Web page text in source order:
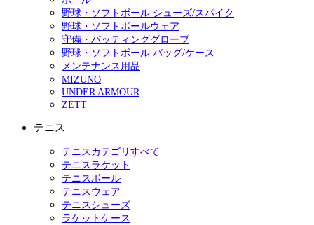
野球・ソフトボール シューズ/スパイク
野球・ソフトボールウェア
守備・バッティンググローブ
野球・ソフトボール バッグ/ケース
メンテナンス用品
MIZUNO
UNDER ARMOUR
ZETT
テニス
テニスカテゴリすべて
テニスラケット
テニスボール
テニスウェア
テニスシューズ
ラケットケース